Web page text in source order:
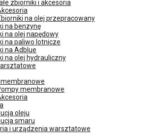
zbiorniki i akcesoria
na olej przepracowany
na benzynę
na olej napędowy
na paliwo lotnicze
na Adblue
na olej hydrauliczny
membranowe
membranowe
oleju
smaru
i urządzenia warsztatowe